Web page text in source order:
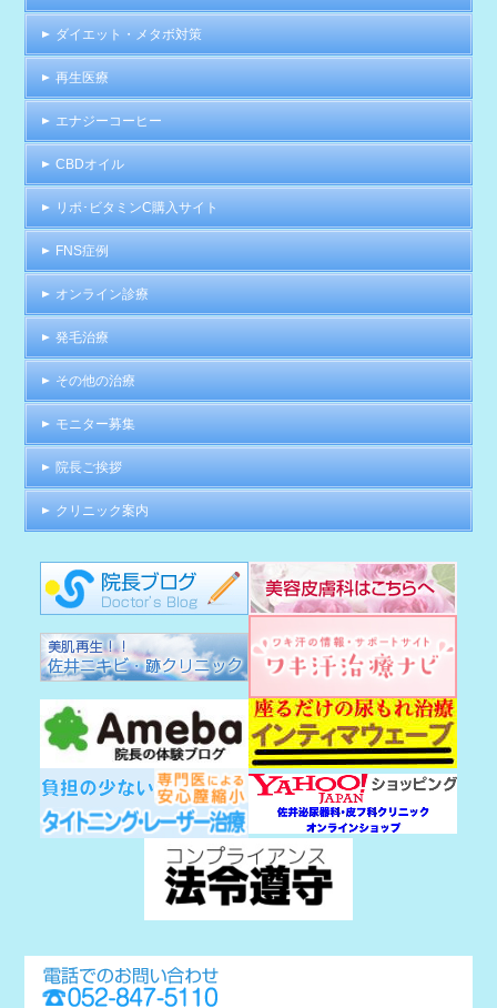
ダイエット・メタボ対策
再生医療
エナジーコーヒー
CBDオイル
リポ･ビタミンC購入サイト
FNS症例
オンライン診療
発毛治療
その他の治療
モニター募集
院長ご挨拶
クリニック案内